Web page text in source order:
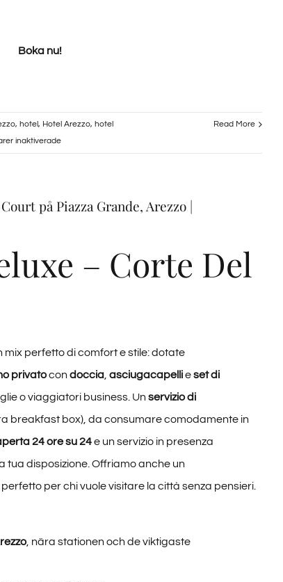
Boka nu!
, hotel, Hotel Arezzo, hotel
inaktiveradeför
La
su
Granducato
Collection
Read More
på Piazza Grande, Arezzo |
– Corte Del
mix perfetto di comfort e stile: dotate
privatocon doccia, asciugacapellieset di
o viaggiatori business. Un servizio di
breakfast box), da consumare comodamente in
24 ore su 24e un servizio in presenza
tua disposizione. Offriamo anche un
perfetto per chi vuole visitare la città senza pensieri.
, nära stationen och de viktigaste